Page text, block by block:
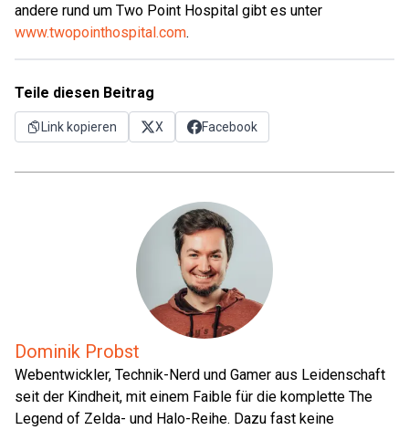
andere rund um Two Point Hospital gibt es unter
www.twopointhospital.com.
Teile diesen Beitrag
Link kopieren X Facebook
Dominik Probst
Webentwickler, Technik-Nerd und Gamer aus Leidenschaft
seit der Kindheit, mit einem Faible für die komplette The
Legend of Zelda- und Halo-Reihe. Dazu fast keine